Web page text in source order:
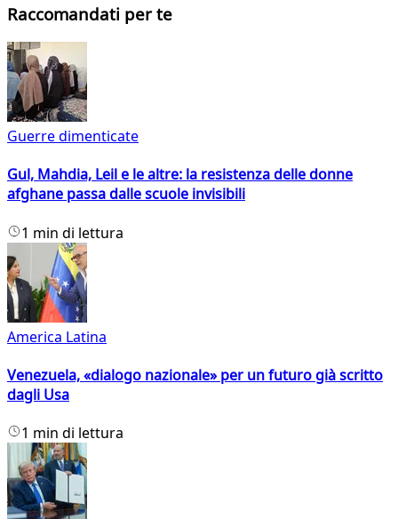
Raccomandati per te
Guerre dimenticate
Gul, Mahdia, Leil e le altre: la resistenza delle donne
afghane passa dalle scuole invisibili
1 min di lettura
America Latina
Venezuela, «dialogo nazionale» per un futuro già scritto
dagli Usa
1 min di lettura